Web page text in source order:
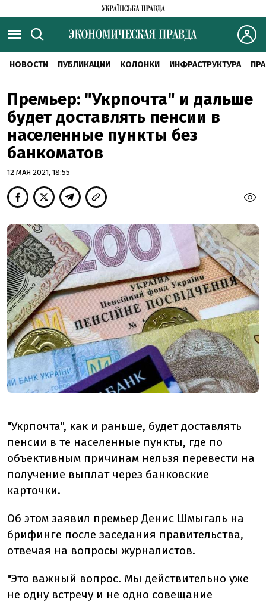
НОВОСТИ ПУБЛИКАЦИИ КОЛОНКИ ИНФРАСТРУКТУРА
Премьер: "Укрпочта" и дальше
будет доставлять пенсии в
населенные пункты без
банкоматов
12 МАЯ 2021, 18:55
"Укрпочта", как и раньше, будет доставлять
пенсии в те населенные пункты, где по
объективным причинам нельзя перевести на
получение выплат через банковские
карточки.
Об этом заявил премьер Денис Шмыгаль на
брифинге после заседания правительства,
отвечая на вопросы журналистов.
"Это важный вопрос. Мы действительно уже
не одну встречу и не одно совещание